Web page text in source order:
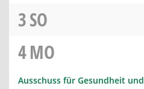
3SO
4MO
Ausschuss für Gesundheit